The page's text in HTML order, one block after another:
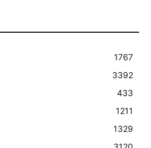
1767
3392
433
1211
1329